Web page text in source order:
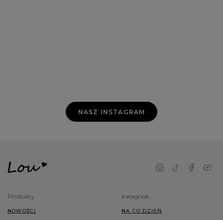
NASZ INSTAGRAM
Produkty
NOWOŚCI
Kategorie
NA CO DZIEŃ